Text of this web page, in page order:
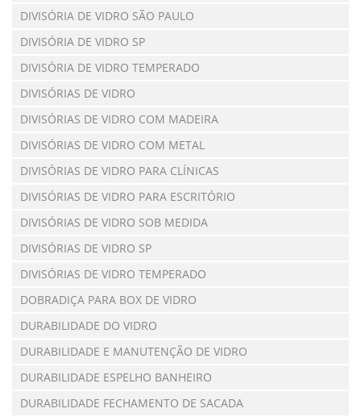
DIVISÓRIA DE VIDRO SÃO PAULO
DIVISÓRIA DE VIDRO SP
DIVISÓRIA DE VIDRO TEMPERADO
DIVISÓRIAS DE VIDRO
DIVISÓRIAS DE VIDRO COM MADEIRA
DIVISÓRIAS DE VIDRO COM METAL
DIVISÓRIAS DE VIDRO PARA CLÍNICAS
DIVISÓRIAS DE VIDRO PARA ESCRITÓRIO
DIVISÓRIAS DE VIDRO SOB MEDIDA
DIVISÓRIAS DE VIDRO SP
DIVISÓRIAS DE VIDRO TEMPERADO
DOBRADIÇA PARA BOX DE VIDRO
DURABILIDADE DO VIDRO
DURABILIDADE E MANUTENÇÃO DE VIDRO
DURABILIDADE ESPELHO BANHEIRO
DURABILIDADE FECHAMENTO DE SACADA